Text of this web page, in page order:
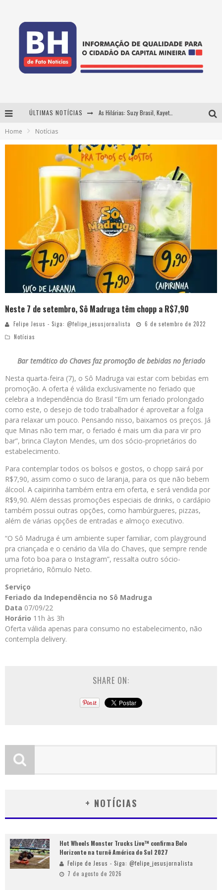
ÚLTIMAS NOTÍCIAS As Hilárias: Suzy Brasil, Kayete e Karoline Absinto retornam a Belo Horizonte para apresentação única no Teatro Sesiminas
Hot Wheels Monster Trucks Live™ confirma Belo Horizonte na turnê América do Sul 2027
Home Notícias
Neste 7 de setembro, Sô Madruga têm chopp a R$7,90
Felipe Jesus - Siga: @felipe_jesusjornalista
6 de setembro de 2022
Notícias
Bar temático do Chaves faz promoção de bebidas no feriado
Nesta quarta-feira (7), o Sô Madruga vai estar com bebidas em
promoção. A oferta é válida exclusivamente no feriado que
celebra a Independência do Brasil “Em um feriado prolongado
como este, o desejo de todo trabalhador é aproveitar a folga
para relaxar um pouco. Pensando nisso, baixamos os preços. Já
que Minas não tem mar, o feriado é mais um dia para vir pro
bar”, brinca Clayton Mendes, um dos sócio-proprietários do
estabelecimento.
Para contemplar todos os bolsos e gostos, o chopp sairá por
R$7,90, assim como o suco de laranja, para os que não bebem
álcool. A caipirinha também entra em oferta, e será vendida por
R$9,90. Além dessas promoções especiais de drinks, o cardápio
também possui outras opções, como hambúrgueres, pizzas,
além de várias opções de entradas e almoço executivo.
“O Sô Madruga é um ambiente super familiar, com playground
pra criançada e o cenário da Vila do Chaves, que sempre rende
uma foto boa para o Instagram”, ressalta outro sócio-
proprietário, Rômulo Neto.
Serviço
Feriado da Independência no Sô Madruga
Data 07/09/22
Horário 11h às 3h
Oferta válida apenas para consumo no estabelecimento, não
contempla delivery.
SHARE ON:
+ NOTÍCIAS
Hot Wheels Monster Trucks Live™ confirma Belo
Horizonte na turnê América do Sul 2027
Felipe de Jesus - Siga: @felipe_jesusjornalista
7 de agosto de 2026